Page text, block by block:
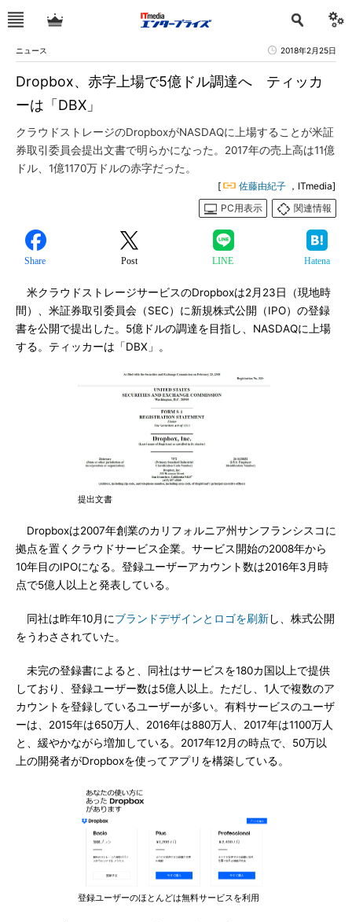
ニュース 2018年2月25日
Dropbox、赤字上場で5億ドル調達へ ティッカ
ーは「DBX」
クラウドストレージのDropboxがNASDAQに上場することが米証
券取引委員会提出文書で明らかになった。2017年の売上高は11億
ドル、1億1170万ドルの赤字だった。
[ 佐藤由紀子 ，ITmedia]
PC用表示
関連情報
Share Post LINE Hatena
米クラウドストレージサービスのDropboxは2月23日（現地時
間）、米証券取引委員会（SEC）に新規株式公開（IPO）の登録
書を公開で提出した。5億ドルの調達を目指し、NASDAQに上場
する。ティッカーは「DBX」。
提出文書
Dropboxは2007年創業のカリフォルニア州サンフランシスコに
拠点を置くクラウドサービス企業。サービス開始の2008年から
10年目のIPOになる。登録ユーザーアカウント数は2016年3月時
点で5億人以上と発表している。
同社は昨年10月にブランドデザインとロゴを刷新し、株式公開
をうわさされていた。
未完の登録書によると、同社はサービスを180カ国以上で提供
しており、登録ユーザー数は5億人以上。ただし、1人で複数のア
カウントを登録しているユーザーが多い。有料サービスのユーザ
ーは、2015年は650万人、2016年は880万人、2017年は1100万人
と、緩やかながら増加している。2017年12月の時点で、50万以
上の開発者がDropboxを使ってアプリを構築している。
登録ユーザーのほとんどは無料サービスを利用